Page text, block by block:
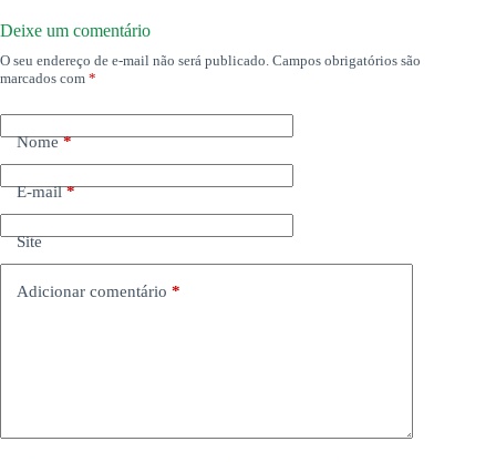
Deixe um comentário
O seu endereço de e-mail não será publicado. Campos obrigatórios são
marcados com *
Nome*
E-mail*
Site
Adicionar comentário *